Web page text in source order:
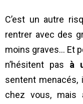
C’est un autre
rentrer avec des
moins graves… Et
n’hésitent pas à
sentent menacés,
chez vous, mais